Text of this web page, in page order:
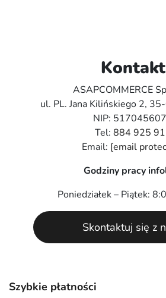
Szybkie płatności
Kontakt
ASAPCOMMERCE
ul. PL. Jana Kilińskiego 2,
NIP:
Tel: 884 925
Email: [email
Godziny pracy
Poniedziałek – Piątek:
Skontaktuj się z